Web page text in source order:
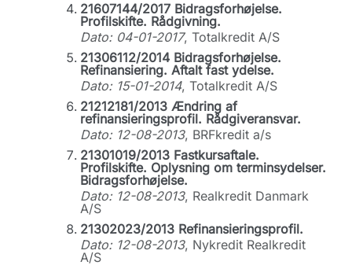
21607144/2017 Bidragsforhøjelse.
Profilskifte. Rådgivning.
Dato: 04-01-2017, Totalkredit A/S
21306112/2014 Bidragsforhøjelse.
Refinansiering. Aftalt fast ydelse.
Dato: 15-01-2014, Totalkredit A/S
21212181/2013 Ændring af
refinansieringsprofil. Rådgiveransvar.
Dato: 12-08-2013, BRFkredit a/s
21301019/2013 Fastkursaftale.
Profilskifte. Oplysning om terminsydelser.
Bidragsforhøjelse.
Dato: 12-08-2013, Realkredit Danmark
A/S
21302023/2013 Refinansieringsprofil.
Dato: 12-08-2013, Nykredit Realkredit
A/S